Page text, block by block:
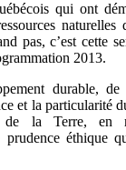
qui ont
naturelles
pas, c’est cette
2013.
durable,
et la particularité
de la Terre, en
éthique